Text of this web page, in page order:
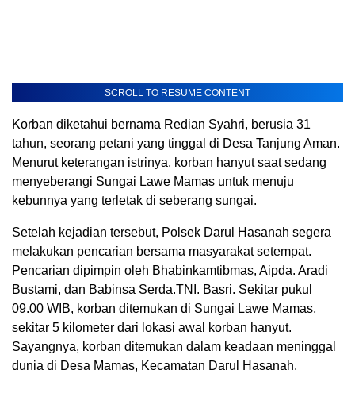
SCROLL TO RESUME CONTENT
Korban diketahui bernama Redian Syahri, berusia 31
tahun, seorang petani yang tinggal di Desa Tanjung Aman.
Menurut keterangan istrinya, korban hanyut saat sedang
menyeberangi Sungai Lawe Mamas untuk menuju
kebunnya yang terletak di seberang sungai.
Setelah kejadian tersebut, Polsek Darul Hasanah segera
melakukan pencarian bersama masyarakat setempat.
Pencarian dipimpin oleh Bhabinkamtibmas, Aipda. Aradi
Bustami, dan Babinsa Serda.TNI. Basri. Sekitar pukul
09.00 WIB, korban ditemukan di Sungai Lawe Mamas,
sekitar 5 kilometer dari lokasi awal korban hanyut.
Sayangnya, korban ditemukan dalam keadaan meninggal
dunia di Desa Mamas, Kecamatan Darul Hasanah.